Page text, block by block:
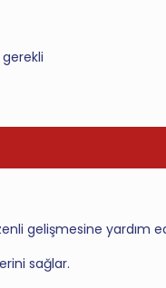
gelişmesine yardım
sağlar.